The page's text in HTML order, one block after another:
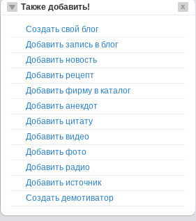
Также добавить!
Создать свой блог
Добавить запись в блог
Добавить новость
Добавить рецепт
Добавить фирму в каталог
Добавить анекдот
Добавить цитату
Добавить видео
Добавить фото
Добавить радио
Добавить источник
Создать демотиватор